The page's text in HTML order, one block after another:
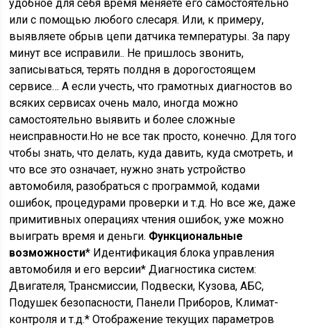
удобное для себя время меняете его самостоятельно
или с помощью любого слесаря. Или, к примеру,
выявляете обрыв цепи датчика температуры. За пару
минут все исправили.. Не пришлось звонить,
записываться, терять полдня в дорогостоящем
сервисе… А если учесть, что грамотных диагностов во
всяких сервисах очень мало, иногда можно
самостоятельно выявить и более сложные
неисправности.Но не все так просто, конечно. Для того
чтобы знать, что делать, куда давить, куда смотреть, и
что все это означает, нужно знать устройство
автомобиля, разобраться с программой, кодами
ошибок, процедурами проверки и т.д. Но все же, даже
примитивных операциях чтения ошибок, уже можно
выиграть время и деньги. Функциональные
возможности* Идентификация блока управления
автомобиля и его версии* Диагностика систем:
Двигателя, Трансмиссии, Подвески, Кузова, АБС,
Подушек безопасности, Панели Приборов, Климат-
контроля и т.д.* Отображение текущих параметров